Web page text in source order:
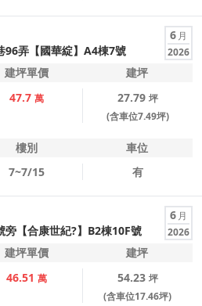
96弄【國華綻】A4棟7號
6 月
2026
建坪單價
建坪
47.7 萬 27.79 坪
(含車位7.49坪)
樓別
車位
7~7/15 有
【合康世紀?】B2棟10F號
6 月
2026
建坪單價
建坪
46.51 萬 54.23 坪
(含車位17.46坪)